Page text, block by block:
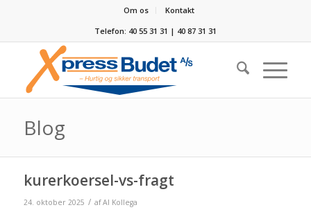
Om os
Kontakt
Telefon: 40 55 31 31 | 40 87 31 31
Blog
kurerkoersel-vs-fragt
24. oktober 2025 / afAI Kollega